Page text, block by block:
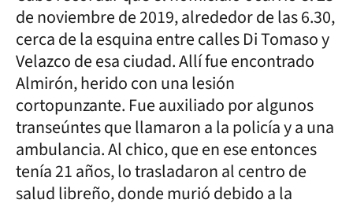
de noviembre de 2019, alrededor de las 6.30,
cerca de la esquina entre calles Di Tomaso y
Velazco de esa ciudad. Allí fue encontrado
Almirón, herido con una lesión
cortopunzante. Fue auxiliado por algunos
transeúntes que llamaron a la policía y a una
ambulancia. Al chico, que en ese entonces
tenía 21 años, lo trasladaron al centro de
salud libreño, donde murió debido a la